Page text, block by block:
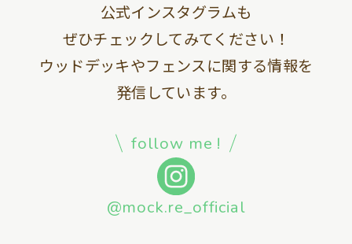
公式インスタグラムも
ぜひチェックしてみてください！
ウッドデッキやフェンスに関する情報を
発信しています。
follow me !
@mock.re_official